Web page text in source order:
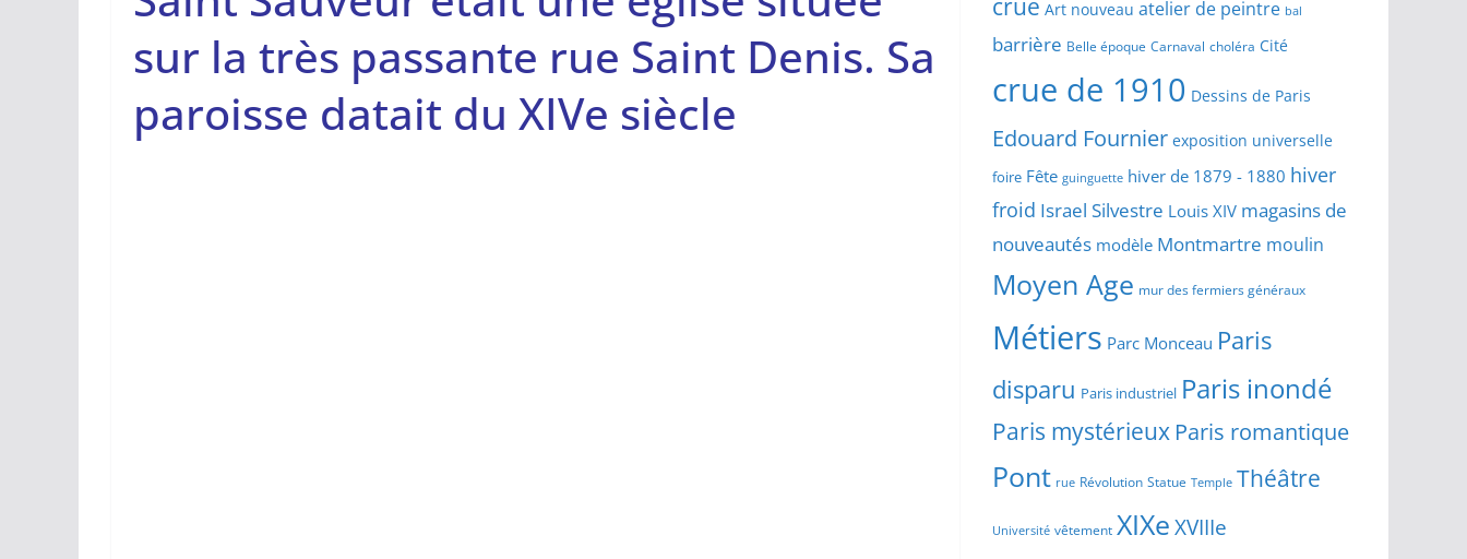
sur la très passante rue Saint Denis. Sa
paroisse datait du XIVe siècle
crue Art nouveau atelier de peintre bal
barrière Belle époque Carnaval choléra Cité
crue de 1910 Dessins de Paris
Edouard Fournier exposition universelle
foire Fête guinguette hiver de 1879 - 1880 hiver
froid Israel Silvestre Louis XIV magasins de
nouveautés modèle Montmartre moulin
Moyen Age mur des fermiers généraux
Métiers Parc Monceau Paris
disparu Paris industriel Paris inondé
Paris mystérieux Paris romantique
Pont rue Révolution Statue Temple Théâtre
Université vêtement XIXeXVIIIe